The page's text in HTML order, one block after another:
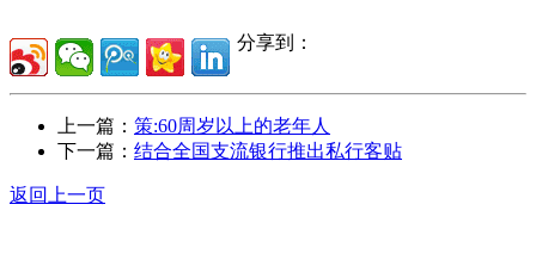
分享到：
上一篇： 策:60周岁以上的老年人
下一篇： 结合全国支流银行推出私行客贴
返回上一页